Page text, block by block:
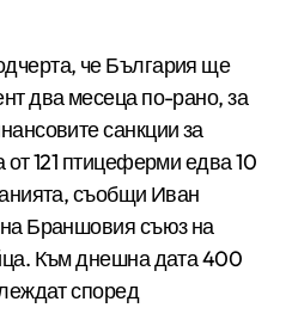
че България ще
два месеца по-рано, за
санкции за
121 птицеферми едва 10
съобщи Иван
Браншовия съюз на
Към днешна дата 400
според